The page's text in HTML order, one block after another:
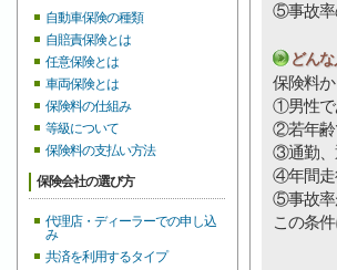
自動車保険の種類
自賠責保険とは
任意保険とは
車両保険とは
保険料の仕組み
等級について
保険料の支払い方法
保険会社の選び方
代理店・ディーラーでの申し込
み
共済を利用するタイプ
⑤事故率
どん
保険料
①男性で
②若年齢
③通勤、
④年間走
⑤事故率
この条